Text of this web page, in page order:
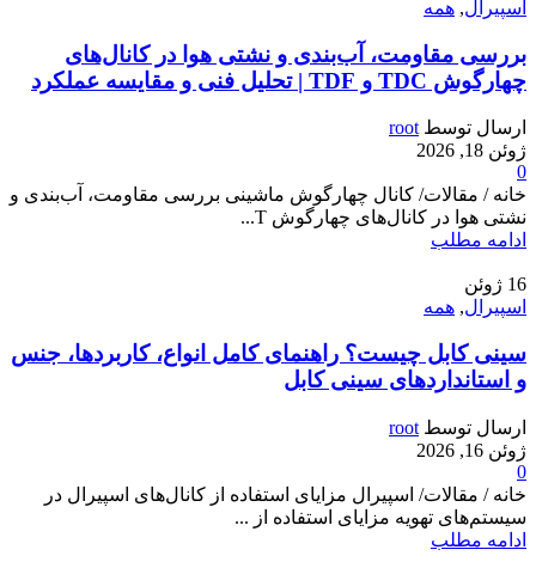
اسپیرال, همه
بررسی مقاومت، آب‌بندی و نشتی هوا در کانال‌های
چهارگوش TDC و TDF | تحلیل فنی و مقایسه عملکرد
ارسال توسط root
ژوئن 18, 2026
0
خانه / مقالات/ کانال چهارگوش ماشینی بررسی مقاومت، آب‌بندی و
نشتی هوا در کانال‌های چهارگوش T...
ادامه مطلب
16 ژوئن
اسپیرال, همه
سینی کابل چیست؟ راهنمای کامل انواع، کاربردها، جنس
و استانداردهای سینی کابل
ارسال توسط root
ژوئن 16, 2026
0
خانه / مقالات/ اسپیرال مزایای استفاده از کانال‌های اسپیرال در
سیستم‌های تهویه مزایای استفاده از ...
ادامه مطلب